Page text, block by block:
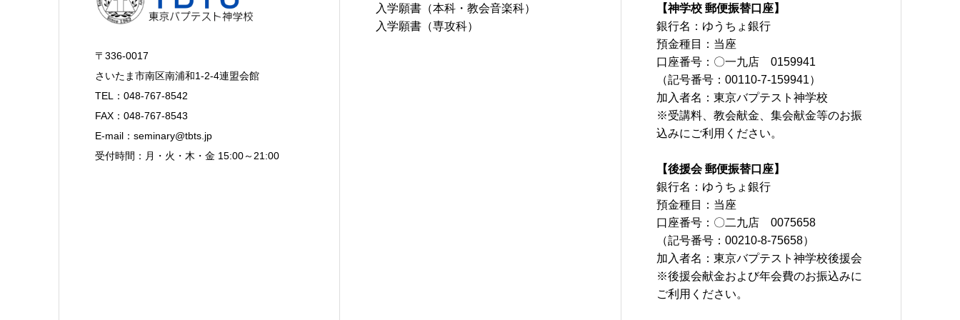
〒336-0017
さいたま市南区南浦和1-2-4連盟会館
TEL：048-767-8542
FAX：048-767-8543
E-mail：seminary@tbts.jp
受付時間：月・火・木・金 15:00～21:00
入学願書（本科・教会音楽科）
入学願書（専攻科）
【神学校 郵便振替口座】
銀行名：ゆうちょ銀行
預金種目：当座
口座番号：〇一九店 0159941
（記号番号：00110-7-159941）
加入者名：東京バプテスト神学校
※受講料、教会献金、集会献金等のお振
込みにご利用ください。
【後援会 郵便振替口座】
銀行名：ゆうちょ銀行
預金種目：当座
口座番号：〇二九店 0075658
（記号番号：00210-8-75658）
加入者名：東京バプテスト神学校後援会
※後援会献金および年会費のお振込みに
ご利用ください。